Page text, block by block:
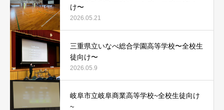
け〜
2026.05.21
三重県立いなべ総合学園高等学校〜全校生
徒向け〜
2026.05.9
岐阜市立岐阜商業高等学校~全校生徒向け
~